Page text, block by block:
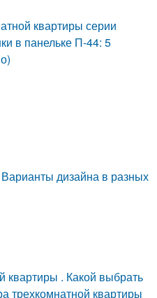
квартиры серии
в панельке П-44: 5
дизайна в разных
квартиры . Какой выбрать
трехкомнатной квартиры